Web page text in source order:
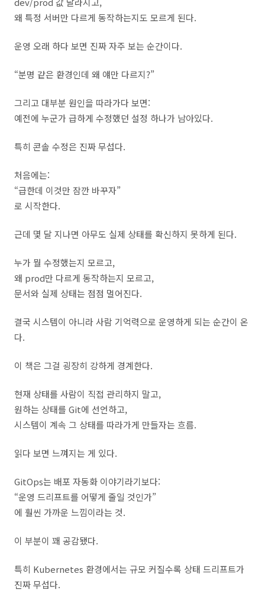
왜 특정 서버만 다르게 동작하는지도 모르게 된다.
운영 오래 하다 보면 진짜 자주 보는 순간이다.
“분명 같은 환경인데 왜 얘만 다르지?”
그리고 대부분 원인을 따라가다 보면:
예전에 누군가 급하게 수정했던 설정 하나가 남아있다.
특히 콘솔 수정은 진짜 무섭다.
처음에는:
“급한데 이것만 잠깐 바꾸자”
로 시작한다.
근데 몇 달 지나면 아무도 실제 상태를 확신하지 못하게 된다.
누가 뭘 수정했는지 모르고,
왜 prod만 다르게 동작하는지 모르고,
문서와 실제 상태는 점점 멀어진다.
결국 시스템이 아니라 사람 기억력으로 운영하게 되는 순간이 온
다.
이 책은 그걸 굉장히 강하게 경계한다.
현재 상태를 사람이 직접 관리하지 말고,
원하는 상태를 Git에 선언하고,
시스템이 계속 그 상태를 따라가게 만들자는 흐름.
읽다 보면 느껴지는 게 있다.
GitOps는 배포 자동화 이야기라기보다:
“운영 드리프트를 어떻게 줄일 것인가”
에 훨씬 가까운 느낌이라는 것.
이 부분이 꽤 공감됐다.
특히 Kubernetes 환경에서는 규모 커질수록 상태 드리프트가
진짜 무섭다.